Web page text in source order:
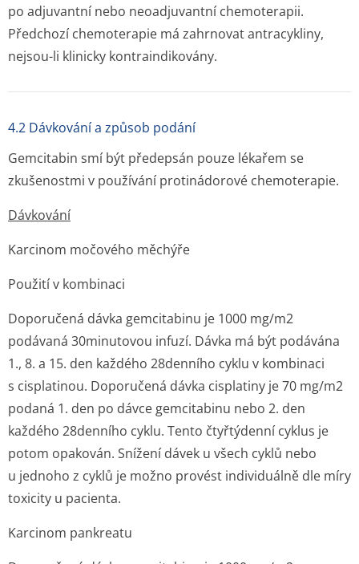
po adjuvantní nebo neoadjuvantní chemoterapii.
Předchozí chemoterapie má zahrnovat antracykliny,
nejsou-li klinicky kontraindikovány.
4.2 Dávkování a způsob podání
Gemcitabin smí být předepsán pouze lékařem se
zkušenostmi v používání protinádorové chemoterapie.
Dávkování
Karcinom močového měchýře
Použití v kombinaci
Doporučená dávka gemcitabinu je 1000 mg/m2
podávaná 30minutovou infuzí. Dávka má být podávána
1., 8. a 15. den každého 28denního cyklu v kombinaci
s cisplatinou. Doporučená dávka cisplatiny je 70 mg/m2
podaná 1. den po dávce gemcitabinu nebo 2. den
každého 28denního cyklu. Tento čtyřtýdenní cyklus je
potom opakován. Snížení dávek u všech cyklů nebo
u jednoho z cyklů je možno provést individuálně dle míry
toxicity u pacienta.
Karcinom pankreatu